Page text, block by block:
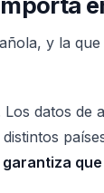
y la que
datos de
garantiza